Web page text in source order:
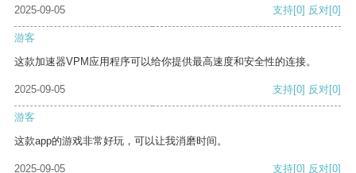
2025-09-05
支持[0] 反对[0]
游客
这款加速器VPM应用程序可以给你提供最高速度和安全性的连接。
2025-09-05 支持[0] 反对[0]
游客
这款app的游戏非常好玩，可以让我消磨时间。
2025-09-05 支持[0] 反对[0]